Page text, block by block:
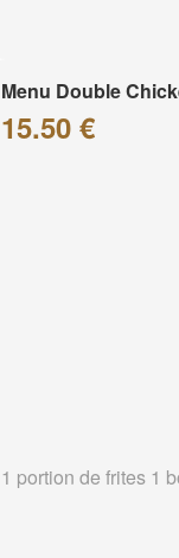
Menu Double
15.50 €
1 portion de frites 1